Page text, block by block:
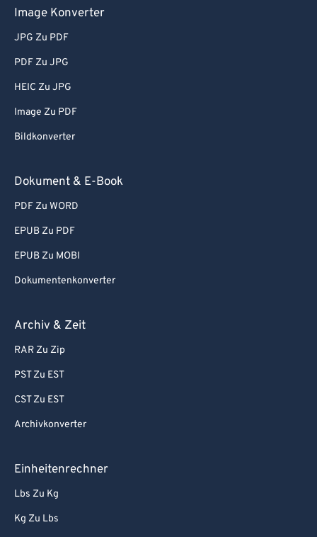
Image Konverter
JPG Zu PDF
PDF Zu JPG
HEIC Zu JPG
Image Zu PDF
Bildkonverter
Dokument & E-Book
PDF Zu WORD
EPUB Zu PDF
EPUB Zu MOBI
Dokumentenkonverter
Archiv & Zeit
RAR Zu Zip
PST Zu EST
CST Zu EST
Archivkonverter
Einheitenrechner
Lbs Zu Kg
Kg Zu Lbs